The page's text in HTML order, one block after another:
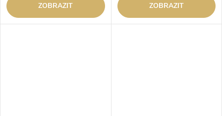
ZOBRAZIT ZOBRAZIT